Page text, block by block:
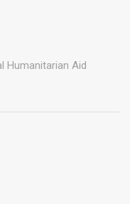
Humanitarian Aid